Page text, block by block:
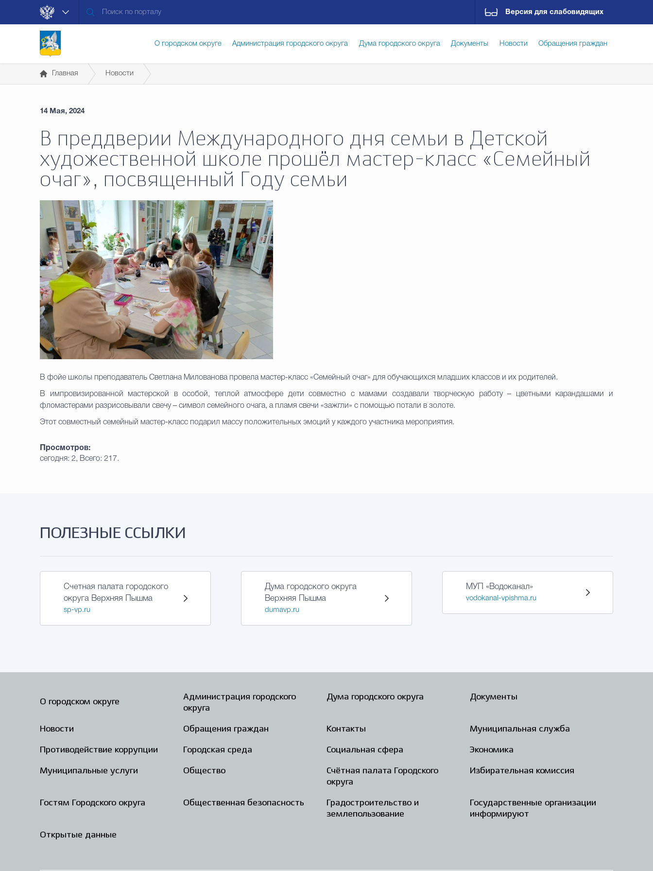
Версия для слабовидящих
О городском округе Администрация городского округа Дума городского округа Документы Новости Обращения граждан
Общественная безопасность Градостроительство и землепользование Государственные организации информируют
Открытые данные
Главная Новости
14 Мая, 2024
В преддверии Международного дня семьи в Детской
художественной школе прошёл мастер-класс «Семейный
очаг», посвященный Году семьи
В фойе школы преподаватель Светлана Милованова провела мастер-класс «Семейный очаг» для обучающихся младших классов и их родителей.
В импровизированной мастерской в особой, теплой атмосфере дети совместно с мамами создавали творческую работу – цветными карандашами и
фломастерами разрисовывали свечу – символ семейного очага, а пламя свечи «зажгли» с помощью потали в золоте.
Этот совместный семейный мастер-класс подарил массу положительных эмоций у каждого участника мероприятия.
Просмотров:
сегодня: 2, Всего: 217.
ПОЛЕЗНЫЕ ССЫЛКИ
Счетная палата городского
округа Верхняя Пышма
sp-vp.ru
Дума городского округа
Верхняя Пышма
dumavp.ru
МУП «Водоканал»
vodokanal-vpishma.ru
О городском округе
Администрация городского
округа
Дума городского округа Документы
Новости Обращения граждан Контакты Муниципальная служба
Противодействие коррупции Городская среда Социальная сфера Экономика
Муниципальные услуги Общество
Счётная палата Городского
округа
Избирательная комиссия
Гостям Городского округа Общественная безопасность
Градостроительство и
землепользование
Государственные организации
информируют
Открытые данные